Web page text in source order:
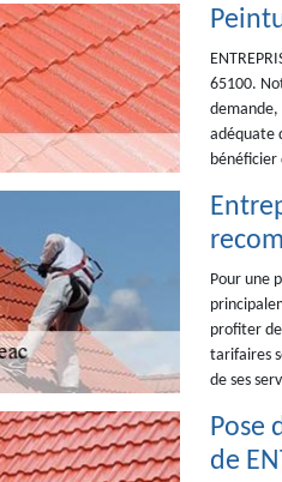
65100.
demande,
adéquate
bénéficier
Pour une
profiter
tarifaires
de ses
Pose
de